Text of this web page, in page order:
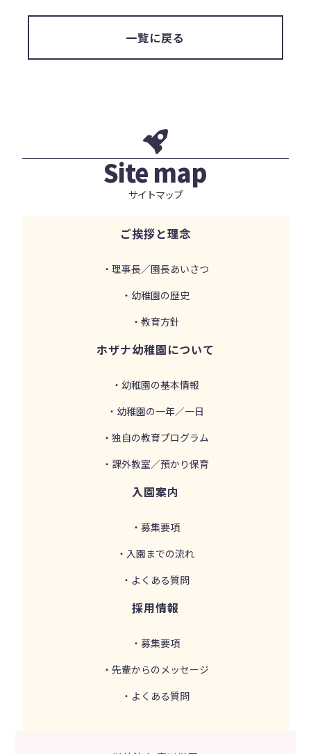
一覧に戻る
Site map
サイトマップ
ご挨拶と理念
・理事長／園長あいさつ
・幼稚園の歴史
・教育方針
ホザナ幼稚園について
・幼稚園の基本情報
・幼稚園の一年／一日
・独自の教育プログラム
・課外教室／預かり保育
入園案内
・募集要項
・入園までの流れ
・よくある質問
採用情報
・募集要項
・先輩からのメッセージ
・よくある質問